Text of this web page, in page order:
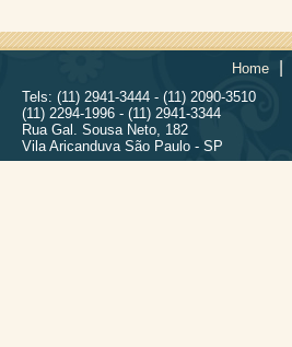
Home
Tels: (11) 2941-3444 - (11) 2090-3510
(11) 2294-1996 - (11) 2941-3344
Rua Gal. Sousa Neto, 182
Vila Aricanduva São Paulo - SP